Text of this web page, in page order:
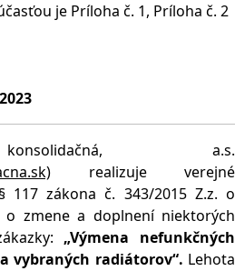
je Príloha č. 1, Príloha č. 2
a.s.
realizuje verejné
117 zákona č. 343/2015 Z.z. o
zmene a doplnení niektorých
„Výmena nefunkčných
vybraných radiátorov“. Lehota